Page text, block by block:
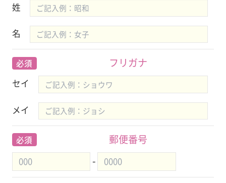
姓
名
フリガナ
必須
セイ
メイ
郵便番号
必須
-